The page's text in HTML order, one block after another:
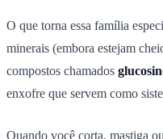
O que torna essa família
minerais (embora estejam
compostos chamados
enxofre que servem como
Quando você corta, mastiga